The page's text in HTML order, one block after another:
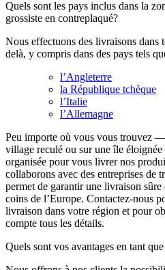
Quels sont les pays inclus dans la
grossiste en contreplaqué?
Nous effectuons des livraisons dans
delà, y compris dans des pays tels
l’Angleterre
la République tchèque
l’Italie
l’Allemagne
Peu importe où vous vous trouvez
village reculé ou sur une île
organisée pour vous livrer nos
collaborons avec des entreprises de
permet de garantir une livraison
coins de l’Europe. Contactez-nous
livraison dans votre région et pour
compte tous les détails.
Quels sont vos avantages en tant